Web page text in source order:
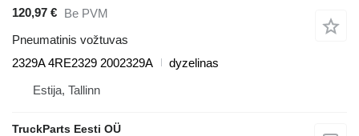
120,97 € Be PVM
Pneumatinis vožtuvas
2329A 4RE2329 2002329A
dyzelinas
Estija, Tallinn
TruckParts Eesti OÜ